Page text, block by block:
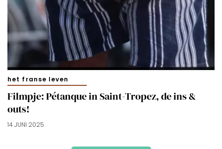
het franse leven
Filmpje: Pétanque in Saint-Tropez, de ins &
outs!
14 JUNI 2025